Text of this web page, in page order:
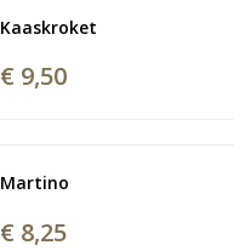
Kaaskroket
€ 9,50
Martino
€ 8,25